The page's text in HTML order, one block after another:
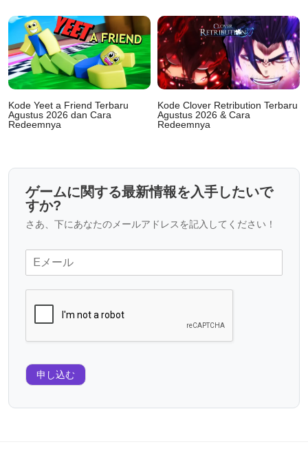
Kode Yeet a Friend Terbaru
Agustus 2026 dan Cara
Redeemnya
Kode Clover Retribution Terbaru
Agustus 2026 & Cara
Redeemnya
ゲームに関する最新情報を入手したいで
すか?
さあ、下にあなたのメールアドレスを記入してください！
申し込む